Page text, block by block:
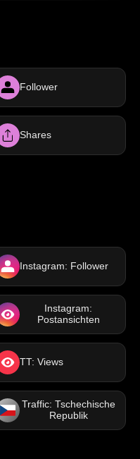
Follower
Shares
Instagram: Follower
Instagram:
Postansichten
TT: Views
Traffic: Tschechische
Republik